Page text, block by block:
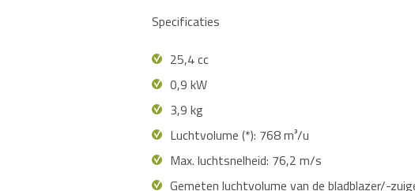
Specificaties
25,4 cc
0,9 kW
3,9 kg
Luchtvolume (*): 768 m³/u
Max. luchtsnelheid: 76,2 m/s
Gemeten luchtvolume van de bladblazer/-